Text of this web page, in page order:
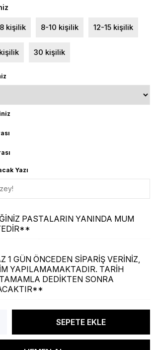
kişilik 8-10 kişilik 12-15 kişilik
30 kişilik
Yazı
PASTALARIN YANINDA MUM
GÜN ÖNCEDEN SİPARİŞ VERİNİZ,
YAPILAMAMAKTADIR. TARİH
DEDİKTEN SONRA